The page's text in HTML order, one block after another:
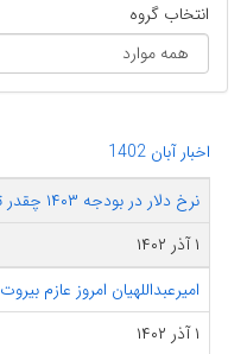
انتخاب گروه
اخبار آبان 1402
نرخ دلار در بودجه ۱۴۰۳ چقدر تعیین شد؟
۱ آذر ۱۴۰۲
امیرعبداللهیان امروز عازم
۱ آذر ۱۴۰۲